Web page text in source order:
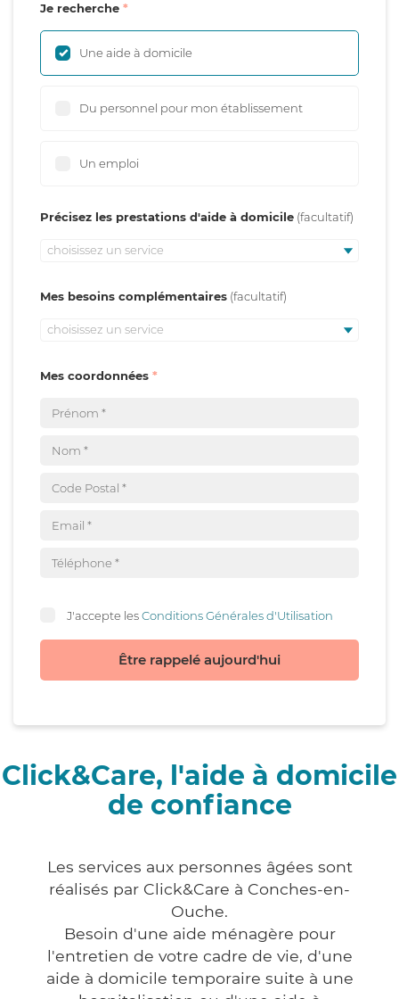
Je recherche
Une aide à domicile
Du personnel pour mon établissement
Un emploi
Précisez les prestations d'aide à domicile
choisissez un service
Mes besoins complémentaires
choisissez un service
Mes coordonnées
J'accepte lesConditions Générales d'Utilisation
Être rappelé aujourd'hui
Click&Care, l'aide à domicile
de confiance
Les services aux personnes âgées sont
réalisés par Click&Care à Conches-en-
Ouche.
Besoin d'une aide ménagère pour
l'entretien de votre cadre de vie, d'une
aide à domicile temporaire suite à une